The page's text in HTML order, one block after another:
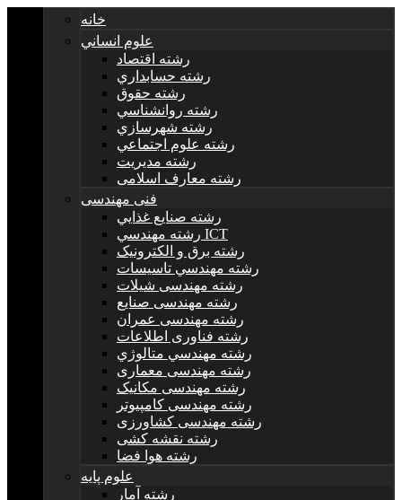
خانه
علوم انساني
رشته اقتصاد
رشته حسابداري
رشته حقوق
رشته روانشناسي
رشته شهرسازي
رشته علوم اجتماعي
رشته مديريت
رشته معارف اسلامی
فنی مهندسی
رشته صنايع غذايي
رشته مهندسي ICT
رشته برق و الکترونيک
رشته مهندسي تاسيسات
رشته مهندسی شیلات
رشته مهندسی صنایع
رشته مهندسی عمران
رشته فناوری اطلاعات
رشته مهندسي متالوژي
رشته مهندسی معماری
رشته مهندسی مکانیک
رشته مهندسی کامپیوتر
رشته مهندسی کشاورزی
رشته نقشه کشی
رشته هوا فضا
علوم پایه
رشته آمار